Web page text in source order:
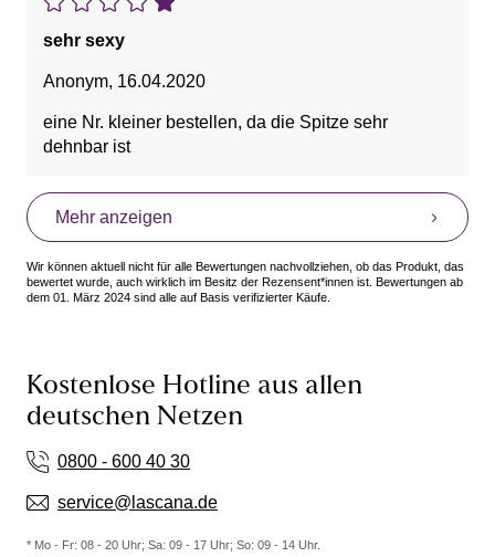
sehr sexy
Anonym, 16.04.2020
eine Nr. kleiner bestellen, da die Spitze sehr
dehnbar ist
Mehr anzeigen
Wir können aktuell nicht für alle Bewertungen nachvollziehen, ob das Produkt, das
bewertet wurde, auch wirklich im Besitz der Rezensent*innen ist. Bewertungen ab
dem 01. März 2024 sind alle auf Basis verifizierter Käufe.
Kostenlose Hotline aus allen
deutschen Netzen
0800 - 600 40 30
service@lascana.de
* Mo - Fr: 08 - 20 Uhr; Sa: 09 - 17 Uhr; So: 09 - 14 Uhr.